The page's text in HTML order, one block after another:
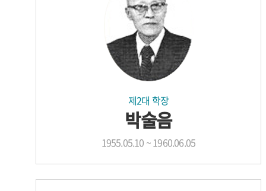
제2대 학장
박술음
1955.05.10 ~ 1960.06.05